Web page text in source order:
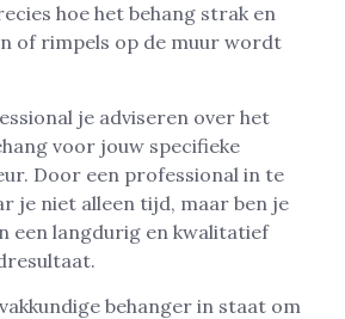
hoe het behang strak en
of rimpels op de muur wordt
je adviseren over het
voor jouw specifieke
Door een professional in te
je niet alleen tijd, maar ben je
een langdurig en kwalitatief
behanger in staat om